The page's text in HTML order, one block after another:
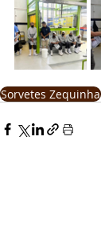
Sorvetes Zequinha